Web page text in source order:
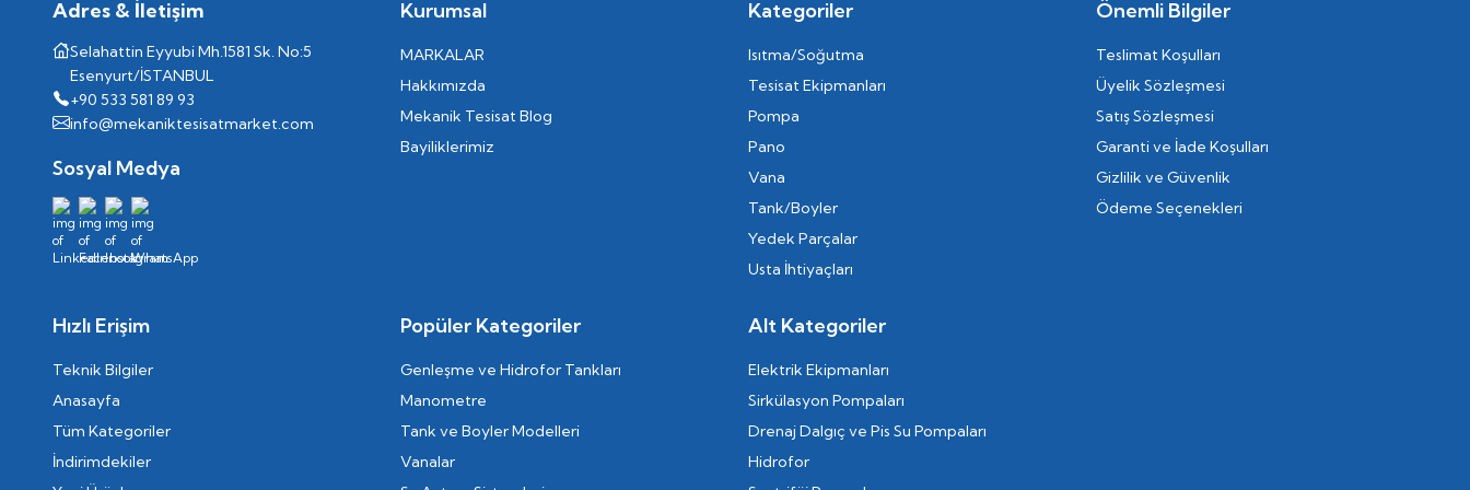
Adres & İletişim
Selahattin Eyyubi Mh.1581 Sk. No:5
Esenyurt/İSTANBUL
+90 533 581 89 93
info@mekaniktesisatmarket.com
Sosyal Medya
Kurumsal
MARKALAR
Hakkımızda
Mekanik Tesisat Blog
Bayiliklerimiz
Kategoriler
Isıtma/Soğutma
Tesisat Ekipmanları
Pompa
Pano
Vana
Tank/Boyler
Yedek Parçalar
Usta İhtiyaçları
Önemli Bilgiler
Teslimat Koşulları
Üyelik Sözleşmesi
Satış Sözleşmesi
Garanti ve İade Koşulları
Gizlilik ve Güvenlik
Ödeme Seçenekleri
Hızlı Erişim
Teknik Bilgiler
Anasayfa
Tüm Kategoriler
İndirimdekiler
Popüler Kategoriler
Genleşme ve Hidrofor Tankları
Manometre
Tank ve Boyler Modelleri
Vanalar
Alt Kategoriler
Elektrik Ekipmanları
Sirkülasyon Pompaları
Drenaj Dalgıç ve Pis Su Pompaları
Hidrofor